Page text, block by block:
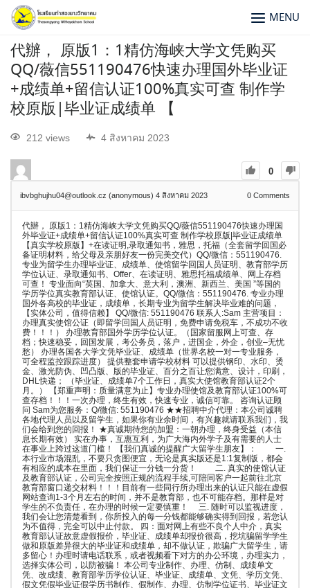
MENU
代辦， 原版1：1精仿海峡大学文凭购买
QQ/薇信551190476快速办理国外毕业证
+成绩单+留信认证100%真实可查 制作学
校原版|毕业证成绩单 【
212 views 4 สิงหาคม 2023
0
ibvbghujhu04@outlook.cz (anonymous) 4 สิงหาคม 2023 0 Comments
代辦， 原版1：1精仿海峡大学文凭购买QQ/薇信551190476快速办理国
外毕业证+成绩单+留信认证100%真实可查 制作学校原版|毕业证成绩单
【真实学校原版】+在读证明,录取通知书，雅思，托福（全套留学回国必
备证明材料，给父母及亲朋好友一份完美交代）QQ/微信：551190476.
专业为留学生办理毕业证、成绩单、使馆留学回国人员证明、教育部学历
学位认证、录取通知书、Offer、在读证明、雅思托福成绩单、网上存档
可查！ 专业面向“英国、加拿大、意大利，澳洲、新西兰、美国 ”等国的
学历学位真实教育部认证、使馆认证。QQ/微信：551190476. 专业办理
国外各高校的毕业证，成绩单，长期专业为留学生解决毕业难的问题，
【实体公司，值得信赖】 QQ/微信: 551190476 联系人:Sam 主营项目：
办理真实使馆公证（即留学回国人员证明，免费申请免税车，不成功不收
费！！！） 办理教育部国外学历学位认证。（国家留服网上可查、存
档；快速稳妥，回国发展，考公务员，落户，进国企，外企，创业–无忧
愁） 办理各国各大学文凭毕业证、成绩单（世界名校一对一专业服务，
可全程监控跟踪进度） 提供整套申请学校材料 可以提供钢印、水印、烫
金、激光防伪、凹凸版、版的毕业证、百分之百让您满意、设计，印刷，
DHL快递； （毕业证、成绩单7个工作日，真实大使馆教育部认证2个
月。） 【郑重声明：质量满意为止】专业办理使馆及教育部认证100%可
查存档！！！一次办理，终生有效，快速专业，诚信可靠。 咨询认证顾
问 Sam为您服务：Q/微信: 551190476 ★★招聘中介代理：本公司诚聘
各地代理人员以及留学生，如果你有业余时间，有兴趣就请联系我们，我
们会给到您的回报！ ★真诚期待您的加盟：一朝办理，终身受益（本信
息长期有效） 实在办事，互惠互利，为广大海内外学子及有需要的人士
在事业上跨过这道门槛！ 【我们真诚的提醒广大留学生朋友】： 一.
本行业市场混乱，不要只贪图便宜，无论是真实版还是1:1复制版，都会
有相应的成本在里面，我们保证一分钱一分货！ 二. 真实的使馆认证
及教育部认证，公司完全按照正规的流程手续,可陪同客户一起前往北京
教育部窗口递交材料！！！目前有一些同行所办理出来的认证只能在虚假
网站查询1-3个月左右的时间，并不是教育部，也不可能存档。那样是对
学生的不负责任，在办理的时候一定要慎重！ 三. 随时可以监视进度，
我们会让您清楚看到，你所投入的每一分钱都能够确实得到回报，若您认
为不值得，完全可以中止付款。 四：面对网上有些不良个人中介，真实
教育部认证故意虚假报价，毕业证、成绩单却报价很高，挖坑骗留学学生
做和原版差异很大的毕业证和成绩单，却不做认证，欺骗广大留学生，请
多留心！办理时请电话联系，或者视频看下对方的办公环境，办理实力，
选择实体公司，以防被骗！ 本公司专业制作、办理、仿制、成绩单文
凭、改成绩、教育部学历学位认证、毕业证、成绩单、文凭、学历文凭、
假文凭假毕业证假学历书制作、假制作、办理、仿制学位证书、毕业证文